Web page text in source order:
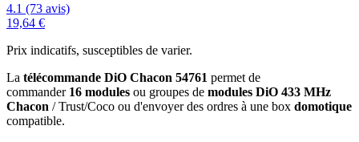
4.1 (73 avis)
19,64 €
Prix indicatifs, susceptibles de varier.
La télécommande DiO Chacon 54761 permet de
commander 16 modules ou groupes de modules DiO 433 MHz
Chacon / Trust/Coco ou d'envoyer des ordres à une box domotique
compatible.